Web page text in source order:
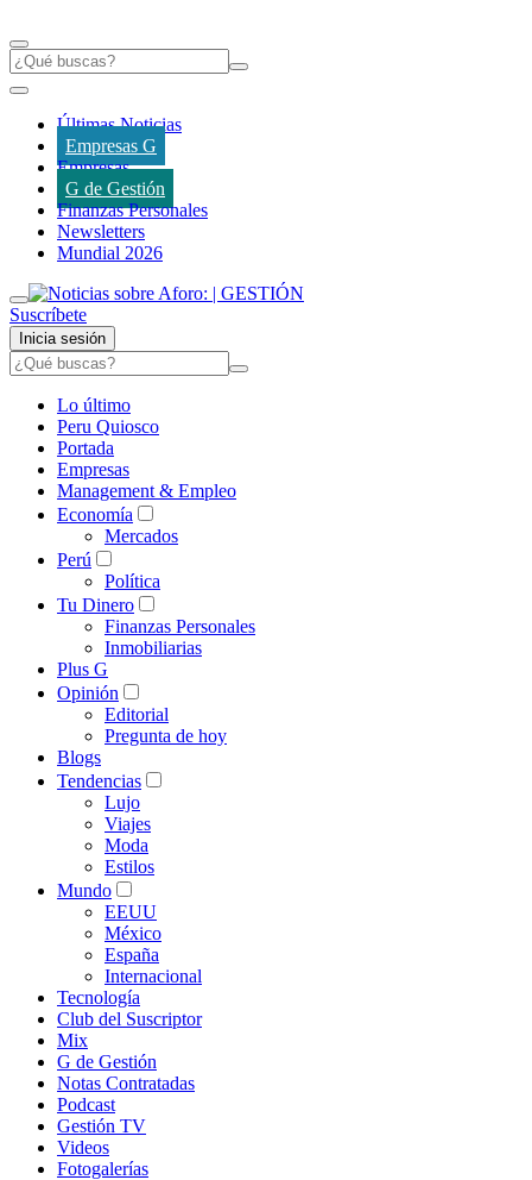
Últimas Noticias
Empresas G
Empresas
G de Gestión
Finanzas Personales
Newsletters
Mundial 2026
Suscríbete
Inicia sesión
Lo último
Peru Quiosco
Portada
Empresas
Management & Empleo
Economía
Mercados
Perú
Política
Tu Dinero
Finanzas Personales
Inmobiliarias
Plus G
Opinión
Editorial
Pregunta de hoy
Blogs
Tendencias
Lujo
Viajes
Moda
Estilos
Mundo
EEUU
México
España
Internacional
Tecnología
Club del Suscriptor
Mix
G de Gestión
Notas Contratadas
Podcast
Gestión TV
Videos
Fotogalerías